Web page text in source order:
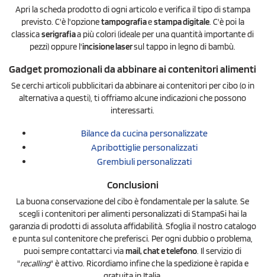
Apri la scheda prodotto di ogni articolo e verifica il tipo di stampa
previsto. C'è l'opzionetampografiaestampa digitale. C'è poi la
classicaserigrafiaa più colori (ideale per una quantità importante di
pezzi) oppure l'incisione lasersul tappo in legno di bambù.
Gadget promozionali da abbinare ai contenitori alimenti
Se cerchi articoli pubblicitari da abbinare ai contenitori per cibo (o in
alternativa a questi), ti offriamo alcune indicazioni che possono
interessarti.
Bilance da cucina personalizzate
Apribottiglie personalizzati
Grembiuli personalizzati
Conclusioni
La buona conservazione del cibo è fondamentale per la salute. Se
scegli i contenitori per alimenti personalizzati di StampaSi hai la
garanzia di prodotti di assoluta affidabilità. Sfoglia il nostro catalogo
e punta sul contenitore che preferisci. Per ogni dubbio o problema,
puoi sempre contattarci viamail, chat e telefono. Il servizio di
"recalling" è attivo. Ricordiamo infine che la spedizione è rapida e